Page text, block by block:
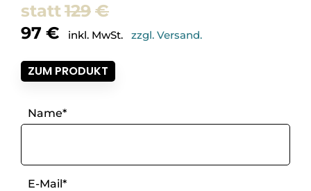
129 €
Ursprünglicher
Preis
129€
97 € Aktueller
Preis
97€.
inkl. MwSt. zzgl. Versand.
ZUM PRODUKT
Name*
E-Mail*